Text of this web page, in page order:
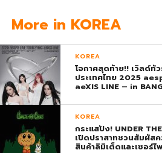
More in KOREA
KOREA
โอกาศสุดท้าย!! เวิลด์ทั
ประเทศไทย 2025
aeXIS LINE – in
KOREA
กระแสปัง! UNDER
เปิดปราสาทชวนสัมผัส
สินค้าลิมิเต็ดและเซอร์ไ